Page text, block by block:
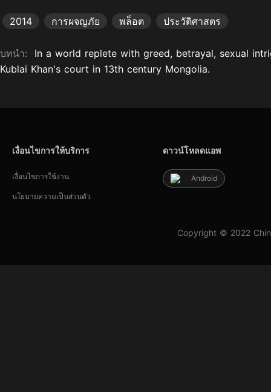
2014 การผจญภัย พล็อต ประวัติศาสตร
บทนำ: In a world replete with greed, betrayal, sexual
Kublai Khan's court in 13th century Mongolia.
เงื่อนไขการให้บริการ
เงื่อนไขการใช้งาน
นโยบายความเป็นส่วนตัว
ดาวน์โหลดแอพ
Android
Copyright © 2022